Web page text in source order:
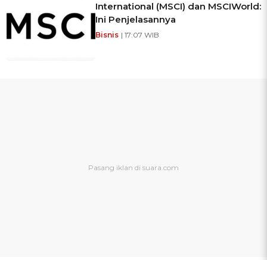
International (MSCI) dan MSCIWorld:
Ini Penjelasannya
Bisnis | 17:07 WIB